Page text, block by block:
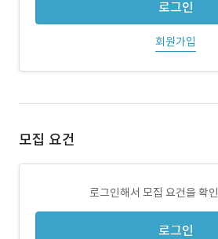
로그인
회원가입
모집 요건
로그인해서 모집 요건을 확
로그인